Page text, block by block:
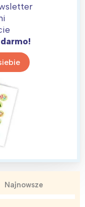
Najnowsze
z